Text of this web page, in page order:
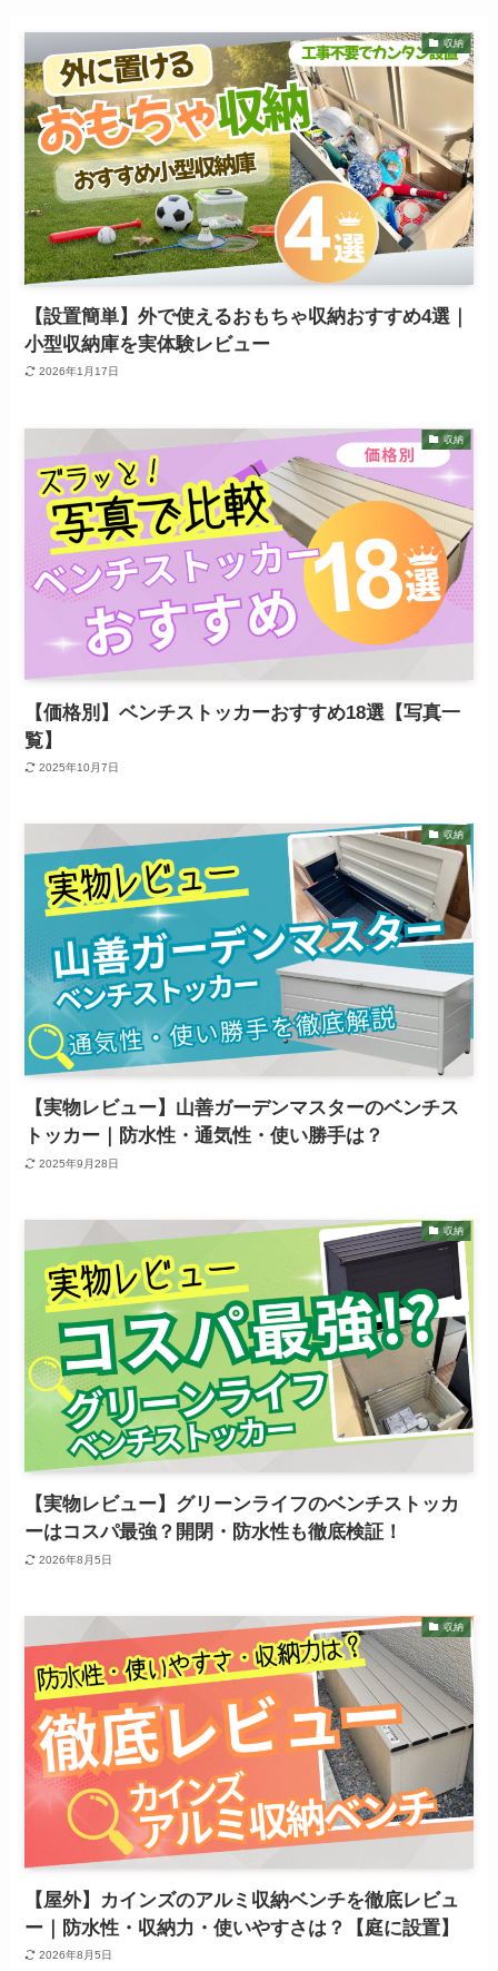
収納
【設置簡単】外で使えるおもちゃ収納おすすめ4選｜
小型収納庫を実体験レビュー
2026年1月17日
収納
【価格別】ベンチストッカーおすすめ18選【写真一
覧】
2025年10月7日
収納
【実物レビュー】山善ガーデンマスターのベンチス
トッカー｜防水性・通気性・使い勝手は？
2025年9月28日
収納
【実物レビュー】グリーンライフのベンチストッカ
ーはコスパ最強？開閉・防水性も徹底検証！
2026年8月5日
収納
【屋外】カインズのアルミ収納ベンチを徹底レビュ
ー｜防水性・収納力・使いやすさは？【庭に設置】
2026年8月5日